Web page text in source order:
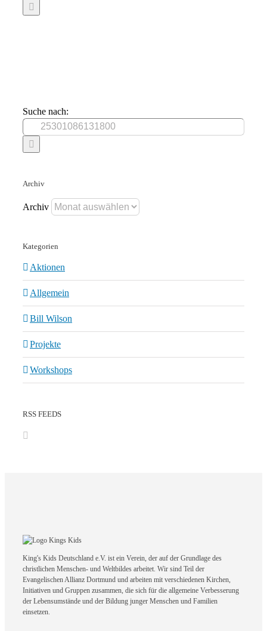
Suche nach:
Archiv
Archiv
Kategorien
Aktionen
Allgemein
Bill Wilson
Projekte
Workshops
RSS FEEDS
King's Kids Deutschland e.V. ist ein Verein, der auf der Grundlage des
christlichen Menschen- und Weltbildes arbeitet. Wir sind Teil der
Evangelischen Allianz Dortmund und arbeiten mit verschiedenen Kirchen,
Initiativen und Gruppen zusammen, die sich für die allgemeine Verbesserung
der Lebensumstände und der Bildung junger Menschen und Familien
einsetzen.